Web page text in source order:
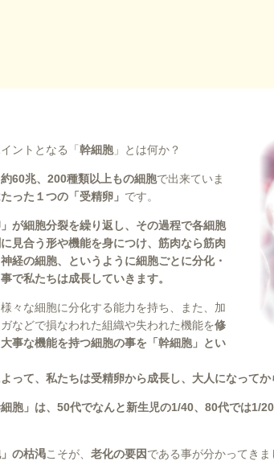
ントとなる「 幹細胞」とは何か？
約60兆、200種類以上もの細胞で出来ていま
った１つの「受精卵」 です。
」が細胞分裂を繰り返し、その過程で各細胞
見合う形や機能を身につけ、筋肉なら筋肉
経の細胞、というように細胞ごとに分化・
で私たちは成長していきます。
々な細胞に分化する能力を持ち、また、加
などで損なわれた組織や失われた機能を修
事な機能を持つ細胞の事を「幹細胞」とい
よって、私たちは受精卵から成長し、大人になって
細胞」は、50代でなんと新生児の1/40、80代では1/
」の枯渇こそが、 老化の要因である事が分かってきま